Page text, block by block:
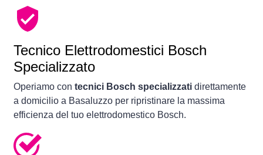
Tecnico Elettrodomestici Bosch
Specializzato
Operiamo con tecnici Bosch specializzati direttamente
a domicilio a Basaluzzo per ripristinare la massima
efficienza del tuo elettrodomestico Bosch.